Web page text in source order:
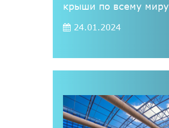
крыши по всему миру
24.01.2024